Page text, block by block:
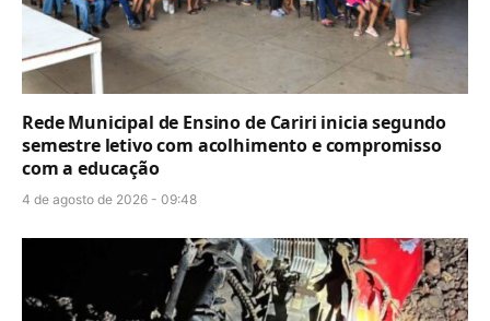
Rede Municipal de Ensino de Cariri inicia segundo
semestre letivo com acolhimento e compromisso
com a educação
4 de agosto de 2026 - 09:48